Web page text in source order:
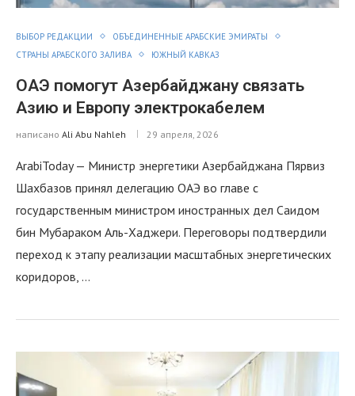
ВЫБОР РЕДАКЦИИ
ОБЪЕДИНЕННЫЕ АРАБСКИЕ ЭМИРАТЫ
СТРАНЫ АРАБСКОГО ЗАЛИВА
ЮЖНЫЙ КАВКАЗ
ОАЭ помогут Азербайджану связать
Азию и Европу электрокабелем
написано Ali Abu Nahleh 29 апреля, 2026
ArabiToday — Министр энергетики Азербайджана Пярвиз
Шахбазов принял делегацию ОАЭ во главе с
государственным министром иностранных дел Саидом
бин Мубараком Аль-Хаджери. Переговоры подтвердили
переход к этапу реализации масштабных энергетических
коридоров, …